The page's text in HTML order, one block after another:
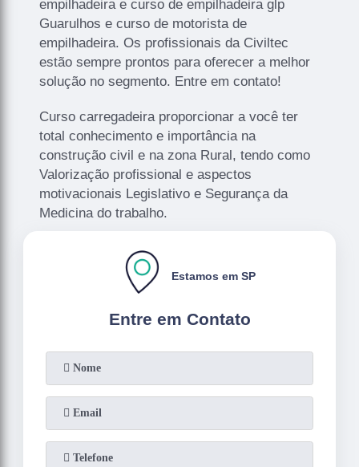
empilhadeira e curso de empilhadeira glp
Guarulhos e curso de motorista de
empilhadeira. Os profissionais da Civiltec
estão sempre prontos para oferecer a melhor
solução no segmento. Entre em contato!
Curso carregadeira proporcionar a você ter
total conhecimento e importância na
construção civil e na zona Rural, tendo como
Valorização profissional e aspectos
motivacionais Legislativo e Segurança da
Medicina do trabalho.
Entre em Contato
Estamos em SP